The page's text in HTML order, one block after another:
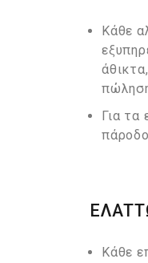
Κάθε
Για τα
Κάθε